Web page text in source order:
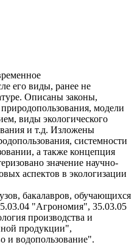
его виды, ранее не
Описаны законы,
модели
виды экологического
и т.д. Изложены
системности
а также концепция
значение научно-
аспектов в экологизации
бакалавров, обучающихся
"Агрономия", 35.03.05
производства и
продукции",
и водопользование".